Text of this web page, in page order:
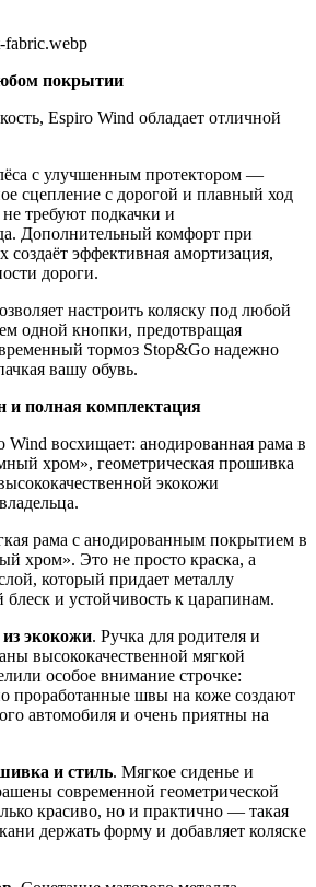
покрытии
Espiro Wind обладает отличной
с улучшенным протектором —
сцепление с дорогой и плавный ход
требуют подкачки и
Дополнительный комфорт при
создаёт эффективная амортизация,
дороги.
настроить коляску под любой
одной кнопки, предотвращая
тормоз Stop&Go надежно
вашу обувь.
и полная комплектация
восхищает: анодированная рама в
хром», геометрическая прошивка
экокожи
рама с анодированным покрытием в
хром». Это не просто краска, а
который придает металлу
и устойчивость к царапинам.
экокожи. Ручка для родителя и
высококачественной мягкой
особое внимание строчке:
проработанные швы на коже создают
автомобиля и очень приятны на
и стиль. Мягкое сиденье и
современной геометрической
красиво, но и практично — такая
держать форму и добавляет коляске